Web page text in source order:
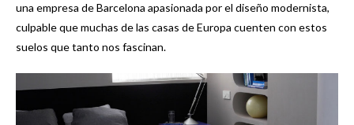
una empresa de Barcelona apasionada por el diseño modernista,
culpable que muchas de las casas de Europa cuenten con estos
suelos que tanto nos fascinan.